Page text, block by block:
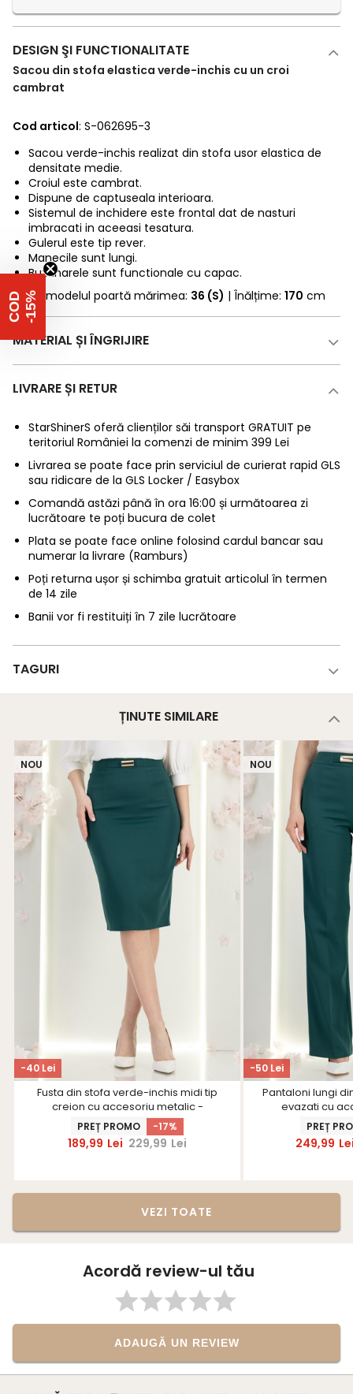
DESIGN ŞI FUNCTIONALITATE
Sacou din stofa elastica verde-inchis cu un croi
cambrat
Cod articol: S-062695-3
Sacou verde-inchis realizat din stofa usor elastica de
densitate medie.
Croiul este cambrat.
Dispune de captuseala interioara.
Sistemul de inchidere este frontal dat de nasturi
imbracati in aceeasi tesatura.
Gulerul este tip rever.
Manecile sunt lungi.
Buzunarele sunt functionale cu capac.
* Fotomodelul poartă mărimea: 36 (S) | Înălțime: 170 cm
MATERIAL ȘI ÎNGRIJIRE
LIVRARE ȘI RETUR
StarShinerS oferă clienților săi transport GRATUIT pe
teritoriul României la comenzi de minim 399 Lei
Livrarea se poate face prin serviciul de curierat rapid GLS
sau ridicare de la GLS Locker / Easybox
Comandă astăzi până în ora 16:00 și următoarea zi
lucrătoare te poți bucura de colet
Plata se poate face online folosind cardul bancar sau
numerar la livrare (Ramburs)
Poți returna ușor și schimba gratuit articolul în termen
de 14 zile
Banii vor fi restituiți în 7 zile lucrătoare
TAGURI
ȚINUTE SIMILARE
-40 Lei
NOU
Fusta din stofa verde-inchis midi tip
creion cu accesoriu metalic -
StarShinerS
PREȚ PROMO -17%
189,99 Lei 229,99 Lei
-50 Lei
NOU
Pantaloni lungi
evazati cu
PREȚ
249,99
VEZI TOATE
Acordă review-ul tău
ADAUGĂ UN REVIEW
C
O
D
-
1
5 %